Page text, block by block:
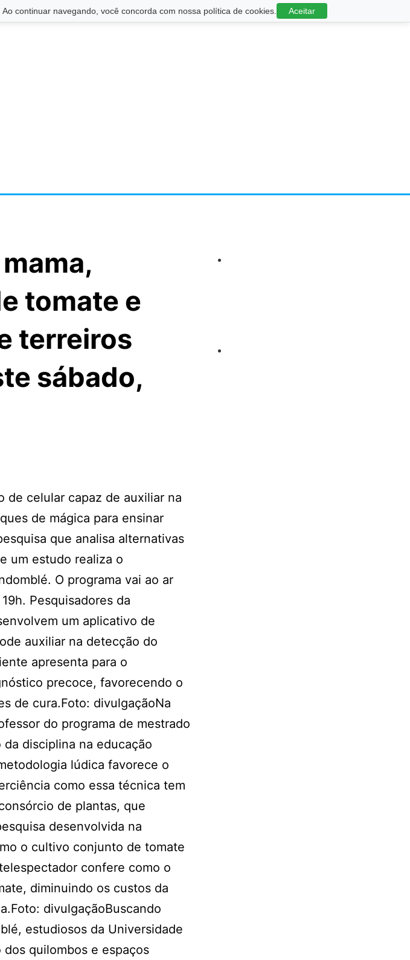
continuar navegando, você concorda com nossa política de cookies. Aceitar
tomate e
terreiros
sábado,
de celular capaz de auxiliar na
de mágica para ensinar
que analisa alternativas
um estudo realiza o
O programa vai ao ar
Pesquisadores da
um aplicativo de
auxiliar na detecção do
apresenta para o
precoce, favorecendo o
de cura.Foto: divulgaçãoNa
do programa de mestrado
disciplina na educação
lúdica favorece o
como essa técnica tem
de plantas, que
desenvolvida na
o cultivo conjunto de tomate
confere como o
diminuindo os custos da
divulgaçãoBuscando
estudiosos da Universidade
quilombos e espaços